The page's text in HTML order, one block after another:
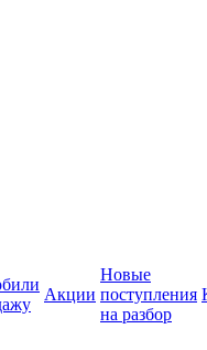
Акции
Новые
поступления
на разбор